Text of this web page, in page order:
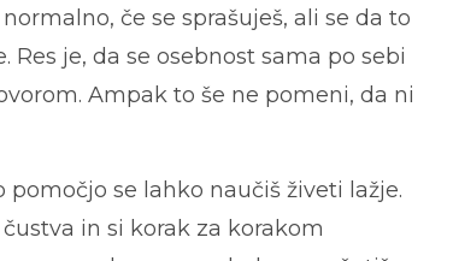
če se sprašuješ, ali se da to
Res je, da se osebnost sama po sebi
Ampak to še ne pomeni, da ni
se lahko naučiš živeti lažje.
in si korak za korakom